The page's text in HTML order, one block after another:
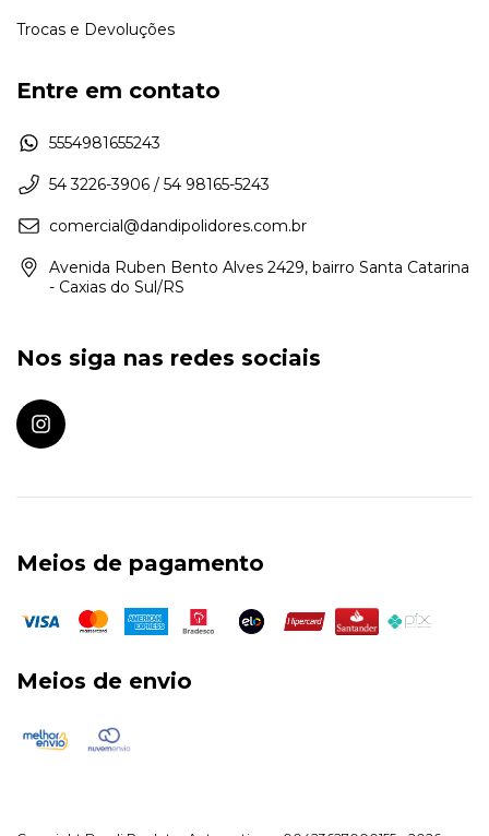
Trocas e Devoluções
Entre em contato
5554981655243
54 3226-3906 / 54 98165-5243
comercial@dandipolidores.com.br
Avenida Ruben Bento Alves 2429, bairro Santa Catarina
- Caxias do Sul/RS
Nos siga nas redes sociais
Meios de pagamento
Meios de envio